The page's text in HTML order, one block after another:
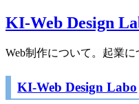
Skip
to
KI-Web Design
Web制作について。起業に
KI-Web Design Labo